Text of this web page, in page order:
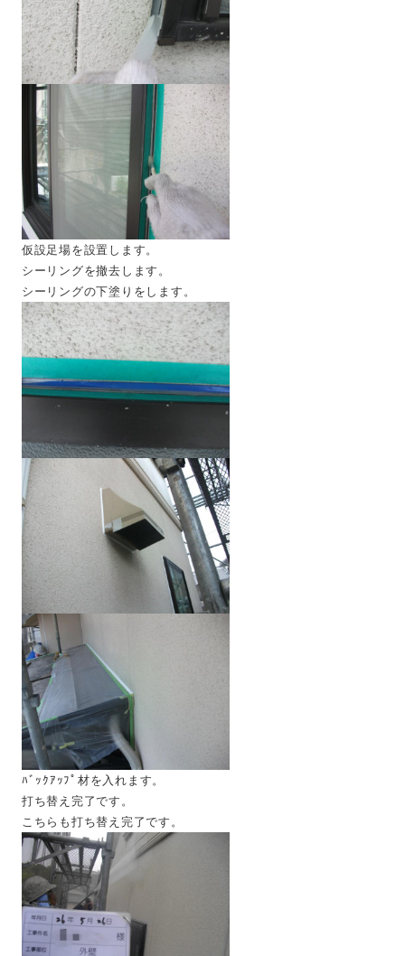
仮設足場を設置します。
シーリングを撤去します。
シーリングの下塗りをします。
ﾊﾞｯｸｱｯﾌﾟ材を入れます。
打ち替え完了です。
こちらも打ち替え完了です。